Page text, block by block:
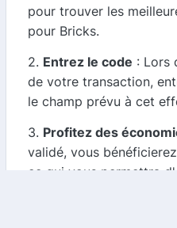
pour trouver les
pour Bricks.
2. Entrez le code : Lors
de votre transaction,
le champ prévu à cet
3. Profitez des
validé, vous
ce qui vous permettra